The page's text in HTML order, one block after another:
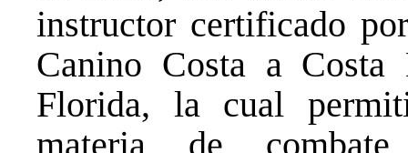
instructor certificado
Canino Costa a
Florida, la cual
materia de